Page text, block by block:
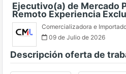
Ejecutivo(a) de Mercado
Remoto Experiencia
Comercializadora e
09 de Julio de 2026
Descripción oferta de